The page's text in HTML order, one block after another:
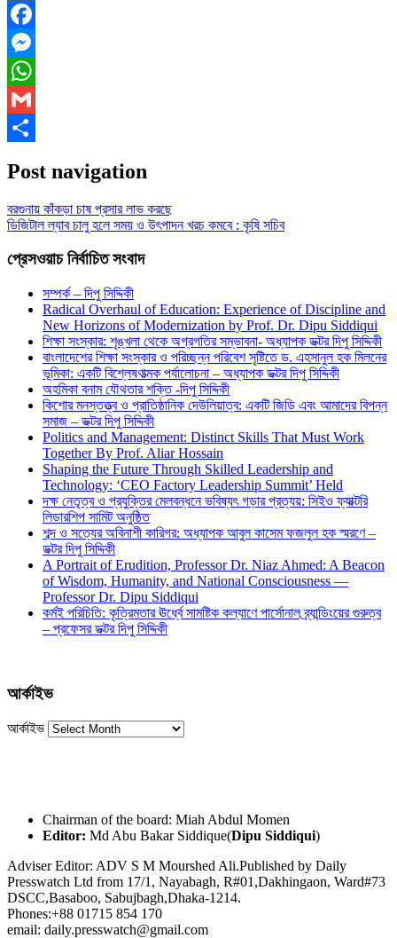
Facebook
Messenger
WhatsApp
Gmail
Post navigation
বরগুনায় কাঁকড়া চাষ প্রসার লাভ করছে
ডিজিটাল ল্যাব চালু হলে সময় ও উৎপাদন খরচ কমবে : কৃষি সচিব
প্রেসওয়াচ নির্বাচিত সংবাদ
সম্পর্ক – দিপু সিদ্দিকী
Radical Overhaul of Education: Experience of Discipline and
New Horizons of Modernization by Prof. Dr. Dipu Siddiqui
শিক্ষা সংস্কার: শৃঙ্খলা থেকে অগ্রগতির সম্ভাবনা- অধ্যাপক ডক্টর দিপু সিদ্দিকী
বাংলাদেশের শিক্ষা সংস্কার ও পরিচ্ছন্ন পরিবেশ সৃষ্টিতে ড. এহসানুল হক মিলনের
ভূমিকা: একটি বিশ্লেষণাত্মক পর্যালোচনা – অধ্যাপক ডক্টর দিপু সিদ্দিকী
অহমিকা বনাম যৌথতার শক্তি -দিপু সিদ্দিকী
কিশোর মনস্তত্ত্ব ও প্রাতিষ্ঠানিক দেউলিয়াত্ব: একটি জিডি এবং আমাদের বিপন্ন
সমাজ – ডক্টর দিপু সিদ্দিকী
Politics and Management: Distinct Skills That Must Work
Together By Prof. Aliar Hossain
Shaping the Future Through Skilled Leadership and
Technology: ‘CEO Factory Leadership Summit’ Held
দক্ষ নেতৃত্ব ও প্রযুক্তির মেলবন্ধনে ভবিষ্যৎ গড়ার প্রত্যয়: সিইও ফ্যাক্টরি
লিডারশিপ সামিট অনুষ্ঠিত
শব্দ ও সত্যের অবিনাশী কারিগর: অধ্যাপক আবুল কাসেম ফজলুল হক স্মরণে –
ডক্টর দিপু সিদ্দিকী
A Portrait of Erudition, Professor Dr. Niaz Ahmed: A Beacon
of Wisdom, Humanity, and National Consciousness —
Professor Dr. Dipu Siddiqui
কর্মই পরিচিতি: কৃত্রিমতার ঊর্ধ্বে সামষ্টিক কল্যাণে পার্সোনাল ব্র্যান্ডিংয়ের গুরুত্ব
– প্রফেসর ডক্টর দিপু সিদ্দিকী
আর্কাইভ
আর্কাইভ
Chairman of the board: Miah Abdul Momen
Editor: Md Abu Bakar Siddique(Dipu Siddiqui)
Adviser Editor: ADV S M Mourshed Ali.Published by Daily
Presswatch Ltd from 17/1, Nayabagh, R#01,Dakhingaon, Ward#73
DSCC,Basaboo, Sabujbagh,Dhaka-1214.
Phones:+88 01715 854 170
email: daily.presswatch@gmail.com